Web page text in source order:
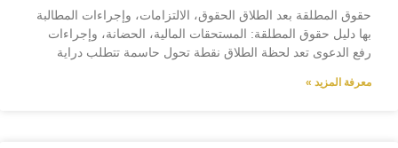
حقوق المطلقة بعد الطلاق الحقوق، الالتزامات، وإجراءات المطالبة
بها دليل حقوق المطلقة: المستحقات المالية، الحضانة، وإجراءات
رفع الدعوى تعد لحظة الطلاق نقطة تحول حاسمة تتطلب دراية
معرفة المزيد »